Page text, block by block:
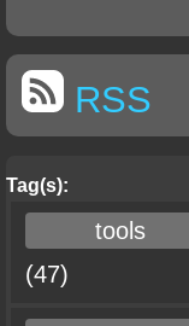
RSS
Tag(s):
tools
(47)